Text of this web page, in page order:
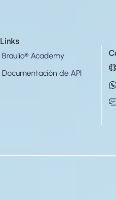
Links
Braulio® Academy
Documentación de API